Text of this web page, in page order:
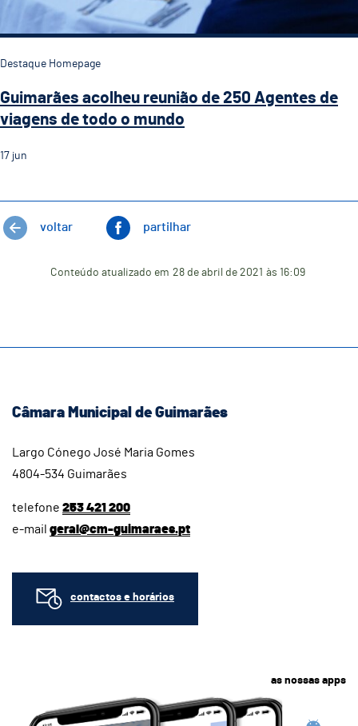
Destaque Homepage
Guimarães acolheu reunião de 250 Agentes de
viagens de todo o mundo
17 jun
voltar partilhar
Conteúdo atualizado em 28 de abril de 2021 às 16:09
Câmara Municipal de Guimarães
Largo Cónego José Maria Gomes
4804-534 Guimarães
telefone 253 421 200
e-mail geral@cm-guimaraes.pt
contactos e horários
as nossas apps